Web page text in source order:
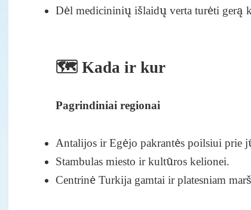
Dėl medicininių išlaidų verta turėti gerą
🗺️ Kada ir kur
Pagrindiniai regionai
Antalijos ir Egėjo pakrantės poilsiui prie
Stambulas miesto ir kultūros kelionei.
Centrinė Turkija gamtai ir platesniam